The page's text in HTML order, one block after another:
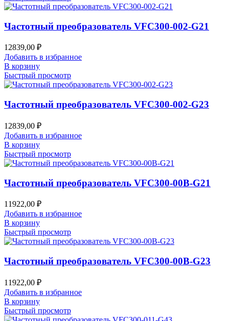
Частотный преобразователь VFC300-002-G21
12839,00 ₽
Добавить в избранное
В корзину
Быстрый просмотр
Частотный преобразователь VFC300-002-G23
12839,00 ₽
Добавить в избранное
В корзину
Быстрый просмотр
Частотный преобразователь VFC300-00B-G21
11922,00 ₽
Добавить в избранное
В корзину
Быстрый просмотр
Частотный преобразователь VFC300-00B-G23
11922,00 ₽
Добавить в избранное
В корзину
Быстрый просмотр